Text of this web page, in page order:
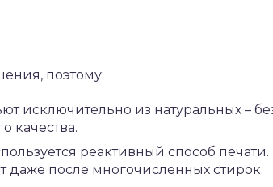
поэтому:
исключительно из натуральных –
качества.
реактивный способ
даже после многочисленных стирок.